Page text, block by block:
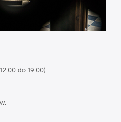
do 19.00)